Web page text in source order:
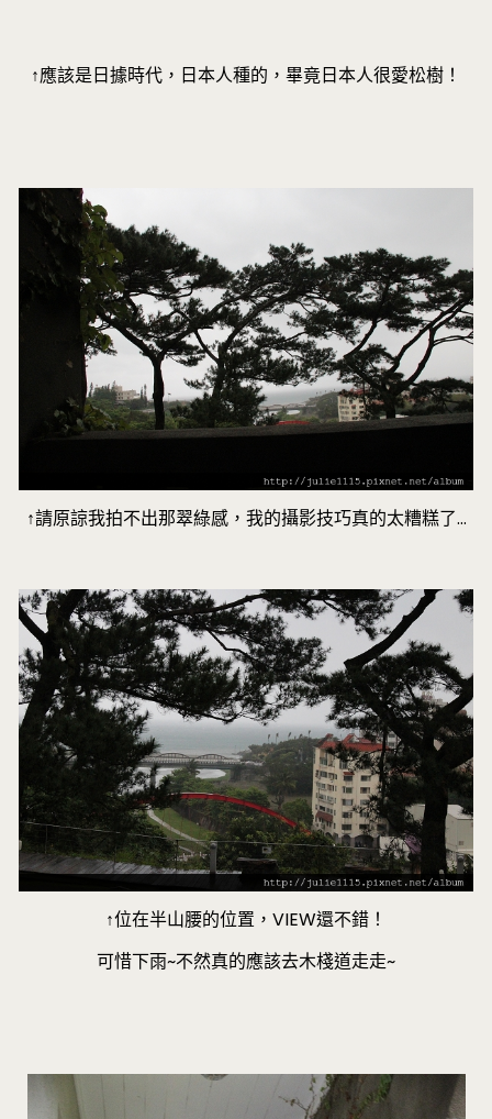
↑應該是日據時代，日本人種的，畢竟日本人很愛松樹！
↑請原諒我拍不出那翠綠感，我的攝影技巧真的太糟糕了…
↑位在半山腰的位置，VIEW還不錯！
可惜下雨~不然真的應該去木棧道走走~